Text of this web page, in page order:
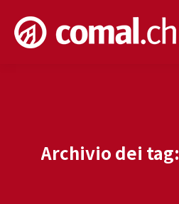
Archivio dei tag: